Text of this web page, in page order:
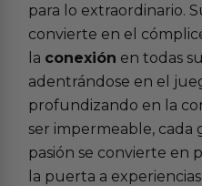
para lo extraordinario.
convierte en el
la conexión en todas
adentrándose en el
profundizando en la
ser impermeable, cada
pasión se convierte en
la puerta a